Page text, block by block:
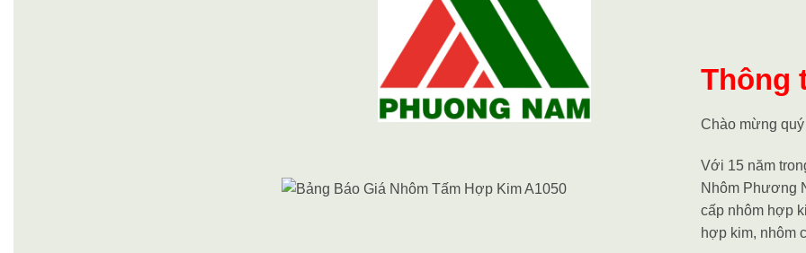
Thông
Chào mừng
Với 15 năm
Nhôm Phương
cấp nhôm hợp
hợp kim, nhôm